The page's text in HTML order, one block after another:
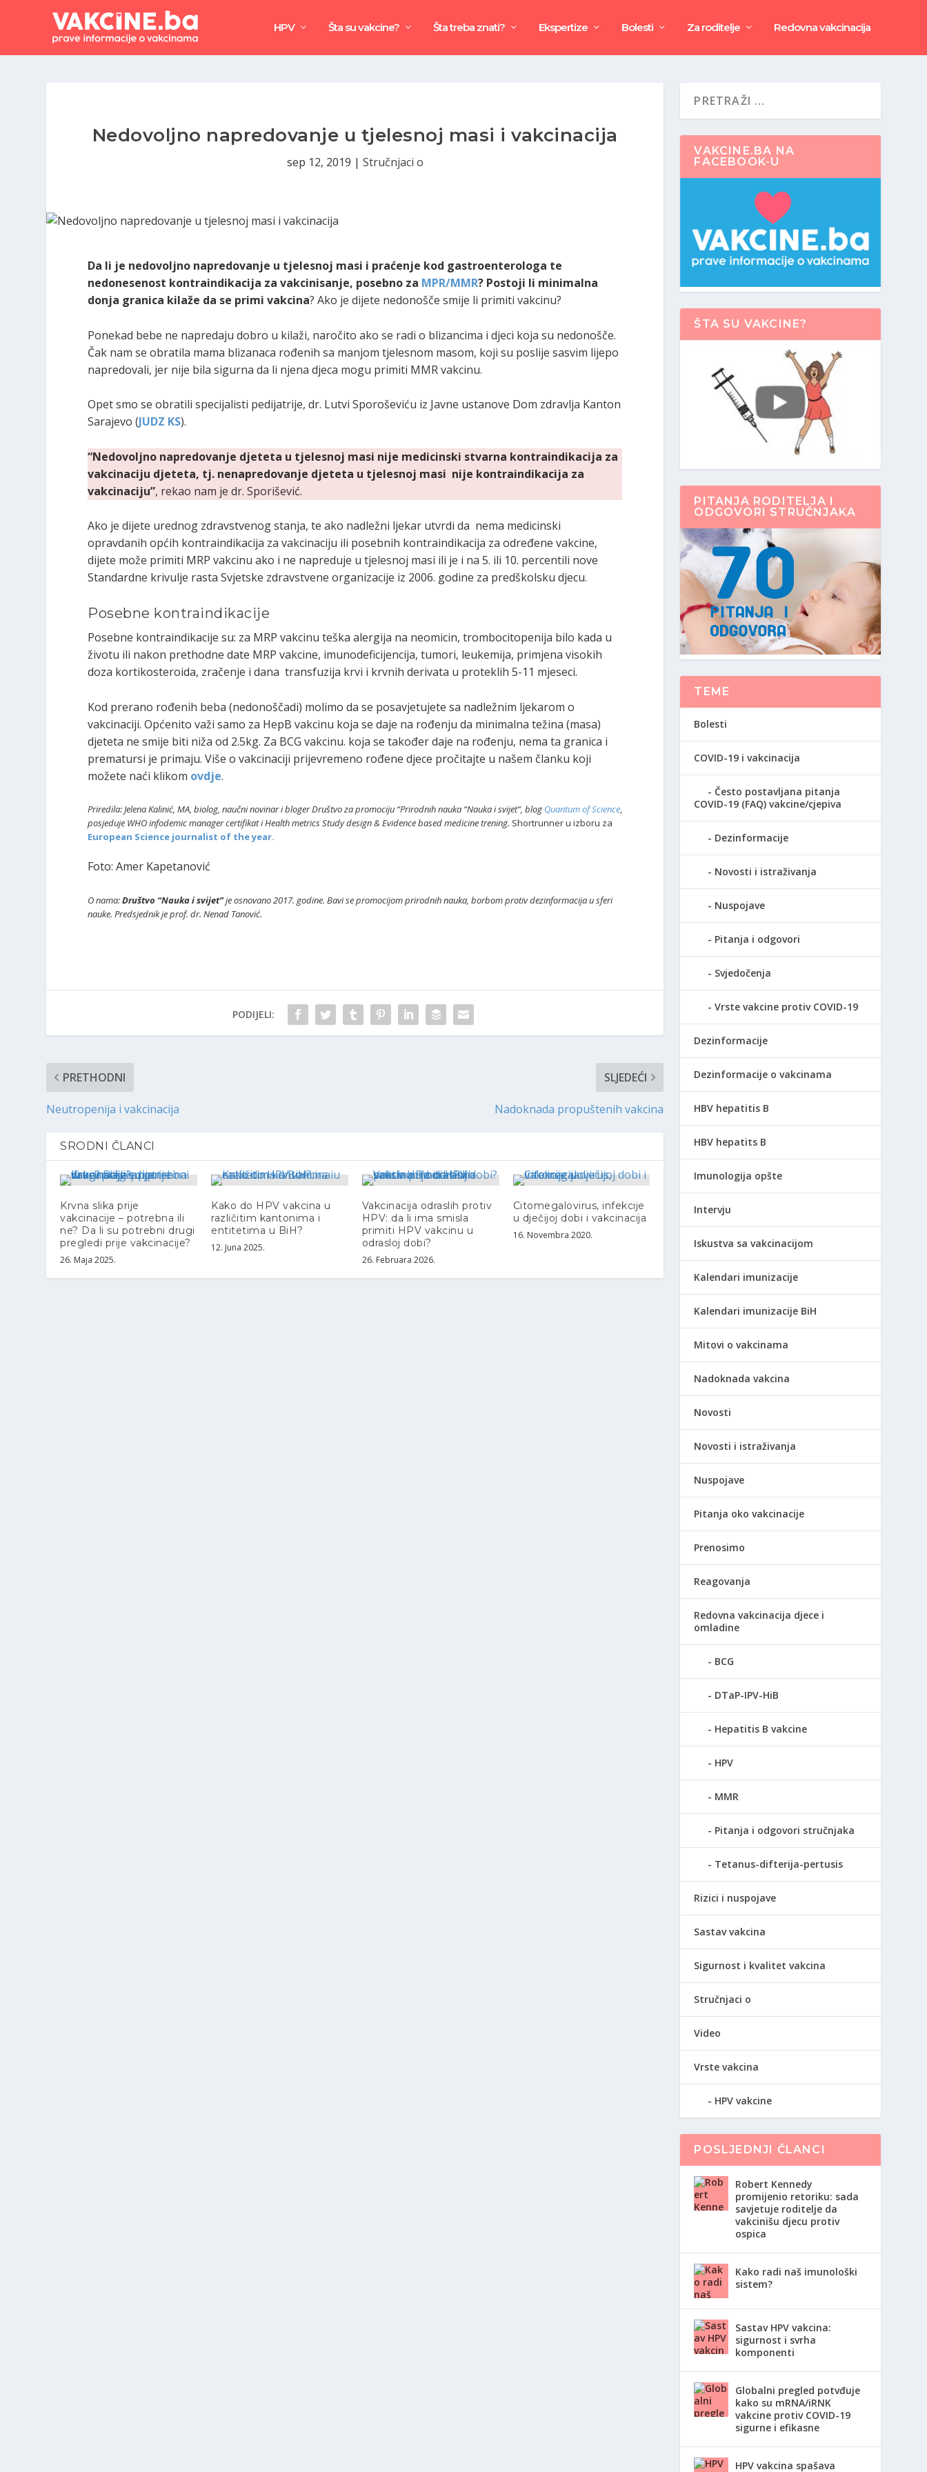
HPV Šta su vakcine? Šta treba znati? Ekspertize Bolesti Za roditelje Redovna vakcinacija
Nedovoljno napredovanje u tjelesnoj masi i vakcinacija
sep 12, 2019 | Stručnjaci o
Da li je nedovoljno napredovanje u tjelesnoj masi i praćenje kod gastroenterologa te
nedonesenost kontraindikacija za vakcinisanje, posebno za MPR/MMR? Postoji li minimalna
donja granica kilaže da se primi vakcina? Ako je dijete nedonošče smije li primiti vakcinu?
Ponekad bebe ne napredaju dobro u kilaži, naročito ako se radi o blizancima i djeci koja su nedonošče.
Čak nam se obratila mama blizanaca rođenih sa manjom tjelesnom masom, koji su poslije sasvim lijepo
napredovali, jer nije bila sigurna da li njena djeca mogu primiti MMR vakcinu.
Opet smo se obratili specijalisti pedijatrije, dr. Lutvi Sporoševiću iz Javne ustanove Dom zdravlja Kanton
Sarajevo (JUDZ KS).
“Nedovoljno napredovanje djeteta u tjelesnoj masi nije medicinski stvarna kontraindikacija za
vakcinaciju djeteta, tj. nenapredovanje djeteta u tjelesnoj masi nije kontraindikacija za
vakcinaciju”, rekao nam je dr. Sporišević.
Ako je dijete urednog zdravstvenog stanja, te ako nadležni ljekar utvrdi da nema medicinski
opravdanih općih kontraindikacija za vakcinaciju ili posebnih kontraindikacija za određene vakcine,
dijete može primiti MRP vakcinu ako i ne napreduje u tjelesnoj masi ili je i na 5. ili 10. percentili nove
Standardne krivulje rasta Svjetske zdravstvene organizacije iz 2006. godine za predškolsku djecu.
Posebne kontraindikacije
Posebne kontraindikacije su: za MRP vakcinu teška alergija na neomicin, trombocitopenija bilo kada u
životu ili nakon prethodne date MRP vakcine, imunodeficijencija, tumori, leukemija, primjena visokih
doza kortikosteroida, zračenje i dana transfuzija krvi i krvnih derivata u proteklih 5-11 mjeseci.
Kod prerano rođenih beba (nedonoščadi) molimo da se posavjetujete sa nadležnim ljekarom o
vakcinaciji. Općenito važi samo za HepB vakcinu koja se daje na rođenju da minimalna težina (masa)
djeteta ne smije biti niža od 2.5kg. Za BCG vakcinu. koja se također daje na rođenju, nema ta granica i
prematursi je primaju. Više o vakcinaciji prijevremeno rođene djece pročitajte u našem članku koji
možete naći klikom ovdje.
Priredila: Jelena Kalinić, MA, biolog, naučni novinar i bloger Društvo za promociju “Prirodnih nauka “Nauka i svijet”, blog Quantum of Science,
posjeduje WHO infodemic manager certifikat i Health metrics Study design & Evidence based medicine trening. Shortrunner u izboru za
European Science journalist of the year.
Foto: Amer Kapetanović
O nama:Društvo “Nauka i svijet”je osnovano 2017. godine. Bavi se promocijom prirodnih nauka, borbom protiv dezinformacija u sferi
nauke. Predsjednik je prof. dr. Nenad Tanović.
PODIJELI:
PRETHODNI
Neutropenija i vakcinacija
SLJEDEĆI
Nadoknada propuštenih vakcina
SRODNI ČLANCI
Krvna slika prije
vakcinacije – potrebna ili
ne? Da li su potrebni drugi
pregledi prije vakcinacije?
26. Maja 2025.
Kako do HPV vakcina u
različitim kantonima i
entitetima u BiH?
12. Juna 2025.
Vakcinacija odraslih protiv
HPV: da li ima smisla
primiti HPV vakcinu u
odrasloj dobi?
26. Februara 2026.
Citomegalovirus, infekcije
u dječijoj dobi i vakcinacija
16. Novembra 2020.
VAKCINE.BA NA
FACEBOOK-U
ŠTA SU VAKCINE?
PITANJA RODITELJA I
ODGOVORI STRUČNJAKA
TEME
Bolesti
COVID-19 i vakcinacija
Često postavljana pitanja
COVID-19 (FAQ) vakcine/cjepiva
Dezinformacije
Novosti i istraživanja
Nuspojave
Pitanja i odgovori
Svjedočenja
Vrste vakcine protiv COVID-19
Dezinformacije
Dezinformacije o vakcinama
HBV hepatitis B
HBV hepatits B
Imunologija opšte
Intervju
Iskustva sa vakcinacijom
Kalendari imunizacije
Kalendari imunizacije BiH
Mitovi o vakcinama
Nadoknada vakcina
Novosti
Novosti i istraživanja
Nuspojave
Pitanja oko vakcinacije
Prenosimo
Reagovanja
Redovna vakcinacija djece i
omladine
BCG
DTaP-IPV-HiB
Hepatitis B vakcine
HPV
MMR
Pitanja i odgovori stručnjaka
Tetanus-difterija-pertusis
Rizici i nuspojave
Sastav vakcina
Sigurnost i kvalitet vakcina
Stručnjaci o
Video
Vrste vakcina
HPV vakcine
POSLJEDNJI ČLANCI
Robert Kennedy
promijenio retoriku: sada
savjetuje roditelje da
vakcinišu djecu protiv
ospica
Kako radi naš imunološki
sistem?
Sastav HPV vakcina:
sigurnost i svrha
komponenti
Globalni pregled potvđuje
kako su mRNA/iRNK
vakcine protiv COVID-19
sigurne i efikasne
HPV vakcina spašava